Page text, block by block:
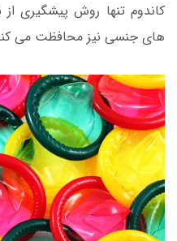
کاندوم تنها روش پیشگیری از
های جنسی نیز محافظت می